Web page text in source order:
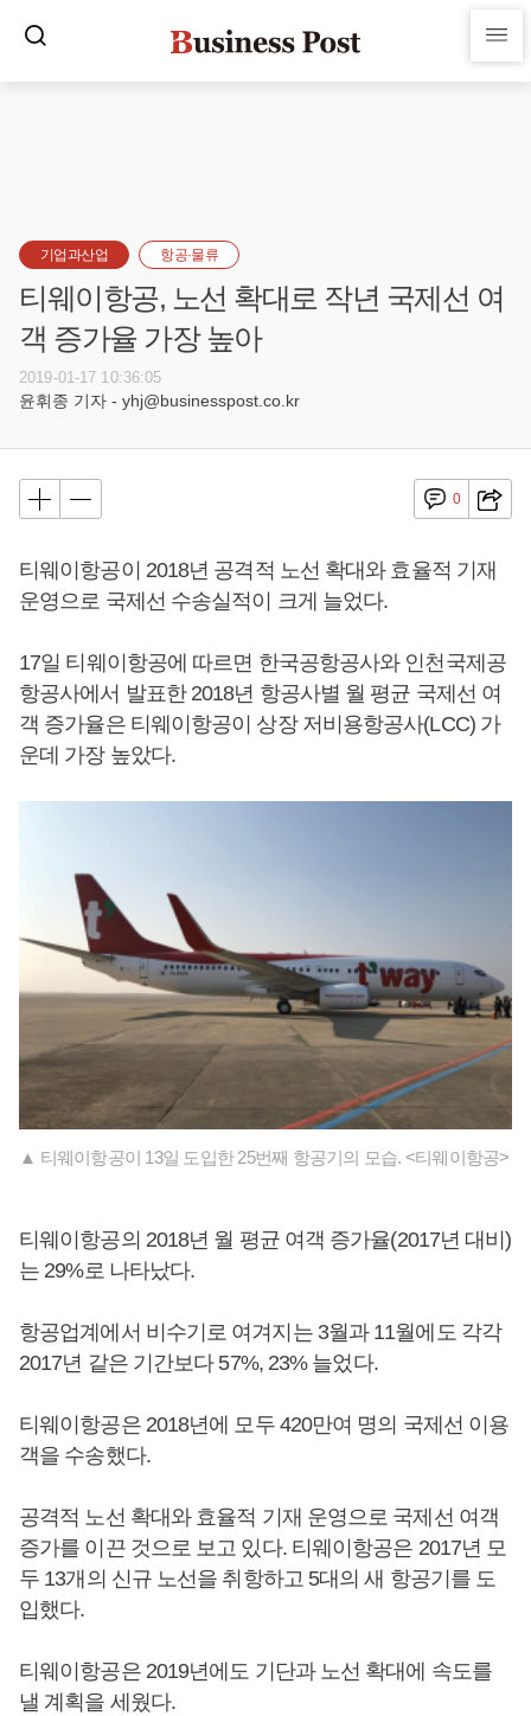
기업과산업 항공·물류
티웨이항공, 노선 확대로 작년 국제선 여
객 증가율 가장 높아
2019-01-17 10:36:05
윤휘종 기자 - yhj@businesspost.co.kr
0
티웨이항공이 2018년 공격적 노선 확대와 효율적 기재
운영으로 국제선 수송실적이 크게 늘었다.
17일 티웨이항공에 따르면 한국공항공사와 인천국제공
항공사에서 발표한 2018년 항공사별 월 평균 국제선 여
객 증가율은 티웨이항공이 상장 저비용항공사(LCC) 가
운데 가장 높았다.
▲ 티웨이항공이 13일 도입한 25번째 항공기의 모습. <티웨이항공>
티웨이항공의 2018년 월 평균 여객 증가율(2017년 대비)
는 29%로 나타났다.
항공업계에서 비수기로 여겨지는 3월과 11월에도 각각
2017년 같은 기간보다 57%, 23% 늘었다.
티웨이항공은 2018년에 모두 420만여 명의 국제선 이용
객을 수송했다.
공격적 노선 확대와 효율적 기재 운영으로 국제선 여객
증가를 이끈 것으로 보고 있다. 티웨이항공은 2017년 모
두 13개의 신규 노선을 취항하고 5대의 새 항공기를 도
입했다.
티웨이항공은 2019년에도 기단과 노선 확대에 속도를
낼 계획을 세웠다.